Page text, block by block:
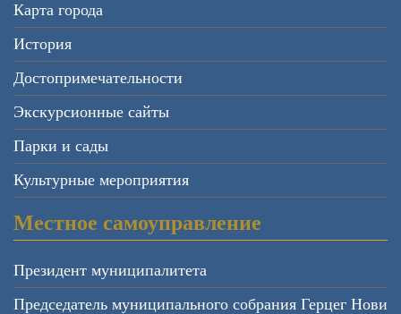
Карта города
История
Достопримечательности
Экскурсионные сайты
Парки и сады
Культурные мероприятия
Местное самоуправление
Президент муниципалитета
Председатель муниципального собрания Герцег Нови